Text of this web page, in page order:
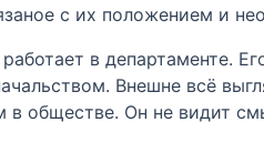
с их положением и
в департаменте.
Внешне всё
в обществе. Он не видит